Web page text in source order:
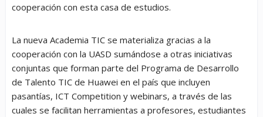
cooperación con esta casa de estudios.
La nueva Academia TIC se materializa gracias a la
cooperación con la UASD sumándose a otras iniciativas
conjuntas que forman parte del Programa de Desarrollo
de Talento TIC de Huawei en el país que incluyen
pasantías, ICT Competition y webinars, a través de las
cuales se facilitan herramientas a profesores, estudiantes